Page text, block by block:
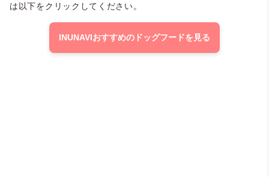
は以下をクリックしてください。
INUNAVIおすすめのドッグフードを見る